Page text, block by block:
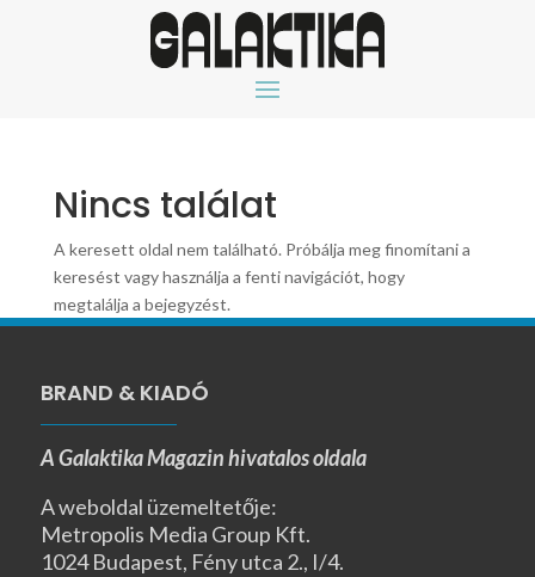
Nincs találat
A keresett oldal nem található. Próbálja meg finomítani a
keresést vagy használja a fenti navigációt, hogy
megtalálja a bejegyzést.
BRAND & KIADÓ
A Galaktika Magazin hivatalos oldala
A weboldal üzemeltetője:
Metropolis Media Group Kft.
1024 Budapest, Fény utca 2., I/4.